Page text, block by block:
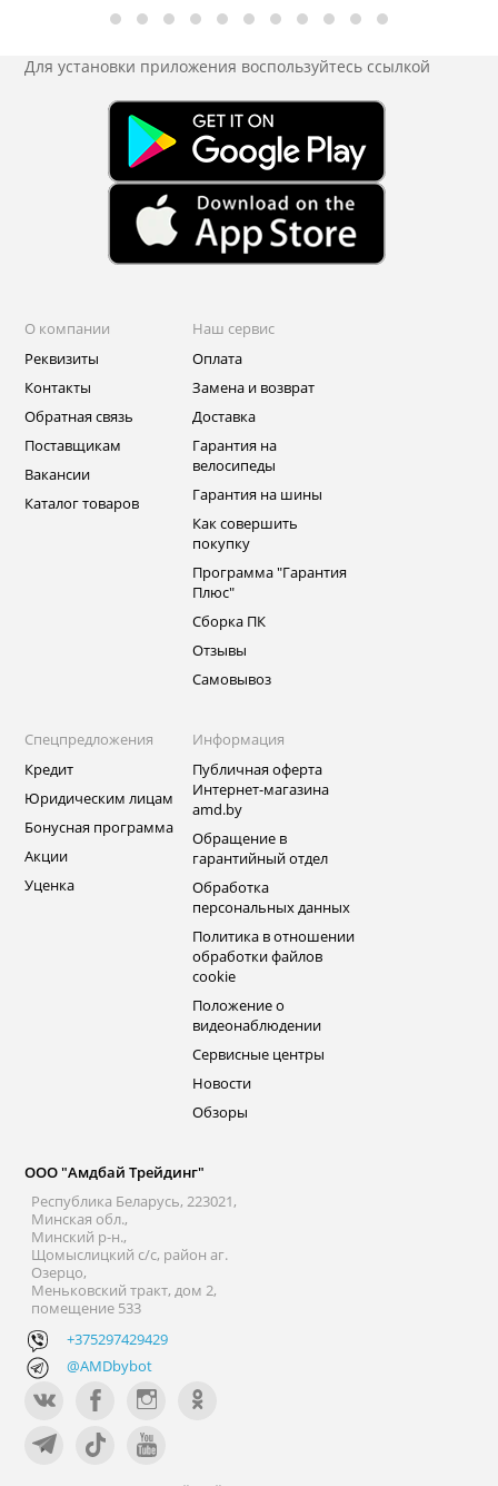
Для установки приложения воспользуйтесь ссылкой
О компании
Реквизиты
Контакты
Обратная связь
Поставщикам
Вакансии
Каталог товаров
Наш сервис
Оплата
Замена и возврат
Доставка
Гарантия на
велосипеды
Гарантия на шины
Как совершить
покупку
Программа "Гарантия
Плюс"
Сборка ПК
Отзывы
Самовывоз
Спецпредложения
Кредит
Юридическим лицам
Бонусная программа
Акции
Уценка
Информация
Публичная оферта
Интернет-магазина
amd.by
Обращение в
гарантийный отдел
Обработка
персональных данных
Политика в отношении
обработки файлов
cookie
Положение о
видеонаблюдении
Сервисные центры
Новости
Обзоры
ООО "Амдбай Трейдинг"
Республика Беларусь, 223021,
Минская обл.,
Минский р-н.,
Щомыслицкий с/с, район аг.
Озерцо,
Меньковский тракт, дом 2,
помещение 533
+375297429429
@AMDbybot